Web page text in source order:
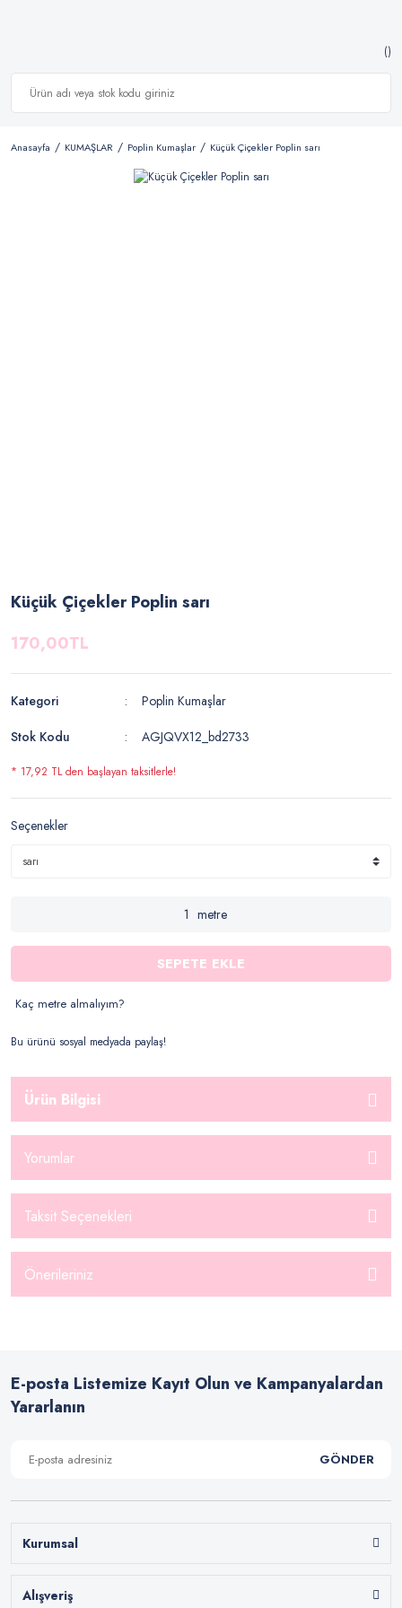
Anasayfa KUMAŞLAR Poplin Kumaşlar Küçük Çiçekler Poplin sarı
Küçük Çiçekler Poplin sarı
170,00TL
Kategori
Poplin Kumaşlar
Stok Kodu
AGJQVX12_bd2733
* 17,92 TL den başlayan taksitlerle!
Seçenekler
metre
SEPETE EKLE
Kaç metre almalıyım?
Bu ürünü sosyal medyada paylaş!
Ürün Bilgisi
Yorumlar
Taksit Seçenekleri
Önerileriniz
E-posta Listemize Kayıt Olun ve Kampanyalardan
Yararlanın
GÖNDER
Kurumsal
Alışveriş